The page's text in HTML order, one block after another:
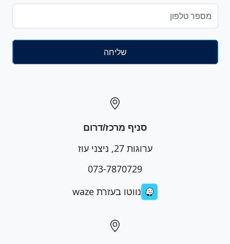
סניף מרכז/דרום
ערוגות 27, ניצני עוז
073-7870729
נווטו בעזרת waze